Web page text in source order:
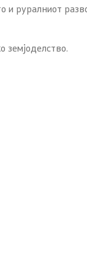
и руралниот
земјоделство.